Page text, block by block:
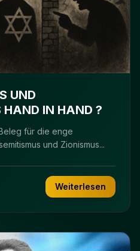
UND
IN HAND ?
für die enge
und Zionismus...
Weiterlesen